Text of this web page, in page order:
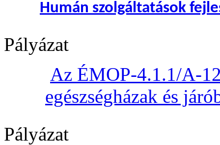
Humán szolgáltatások
Pályázat
Az ÉMOP-4.1.1/A-
egészségházak és
Pályázat